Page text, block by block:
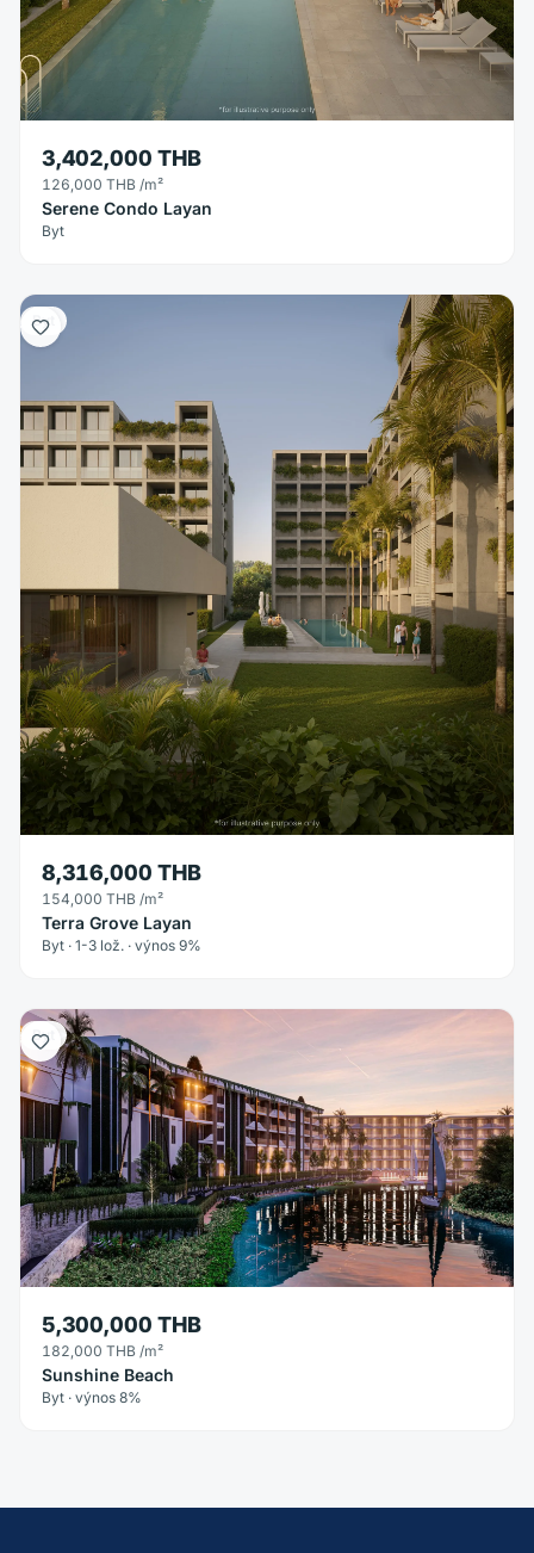
3,402,000 THB
126,000 THB /m²
Serene Condo Layan
Byt
Byt
8,316,000 THB
154,000 THB /m²
Terra Grove Layan
Byt · 1-3 lož. · výnos 9%
Byt
5,300,000 THB
182,000 THB /m²
Sunshine Beach
Byt · výnos 8%